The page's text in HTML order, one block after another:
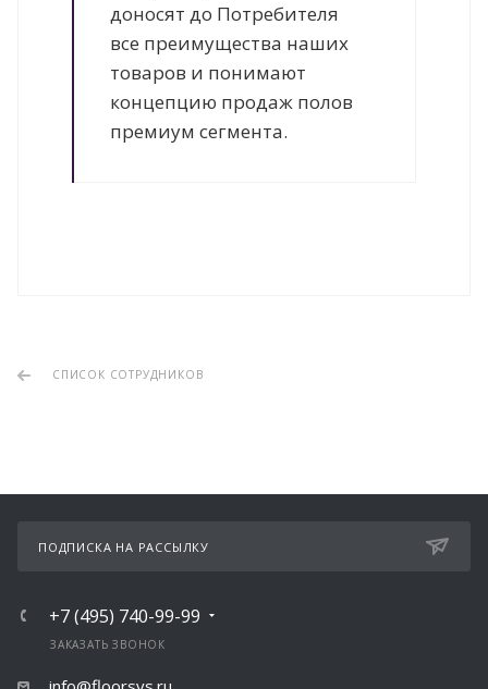
доносят до Потребителя
все преимущества наших
товаров и понимают
концепцию продаж полов
премиум сегмента.
СПИСОК СОТРУДНИКОВ
ПОДПИСКА НА РАССЫЛКУ
+7 (495) 740-99-99
ЗАКАЗАТЬ ЗВОНОК